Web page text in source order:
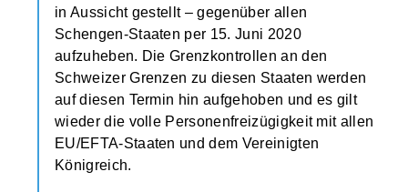
in Aussicht gestellt – gegenüber allen
Schengen-Staaten per 15. Juni 2020
aufzuheben. Die Grenzkontrollen an den
Schweizer Grenzen zu diesen Staaten werden
auf diesen Termin hin aufgehoben und es gilt
wieder die volle Personenfreizügigkeit mit allen
EU/EFTA-Staaten und dem Vereinigten
Königreich.